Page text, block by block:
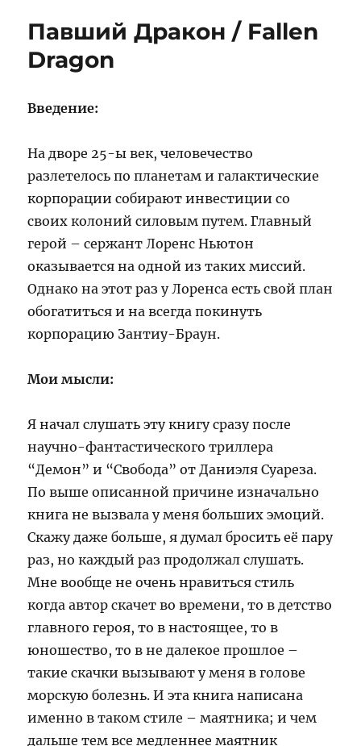
Лицензия
убийство
Павший Дракон / Fallen
Dragon
Введение:
На дворе 25-ы век, человечество
разлетелось по планетам и галактические
корпорации собирают инвестиции со
своих колоний силовым путем. Главный
герой – сержант Лоренс Ньютон
оказывается на одной из таких миссий.
Однако на этот раз у Лоренса есть свой план
обогатиться и на всегда покинуть
корпорацию Зантиу-Браун.
Мои мысли:
Я начал слушать эту книгу сразу после
научно-фантастического триллера
“Демон” и “Свобода” от Даниэля Суареза.
По выше описанной причине изначально
книга не вызвала у меня больших эмоций.
Скажу даже больше, я думал бросить её пару
раз, но каждый раз продолжал слушать.
Мне вообще не очень нравиться стиль
когда автор скачет во времени, то в детство
главного героя, то в настоящее, то в
юношество, то в не далекое прошлое –
такие скачки вызывают у меня в голове
морскую болезнь. И эта книга написана
именно в таком стиле – маятника; и чем
дальше тем все медленнее маятник